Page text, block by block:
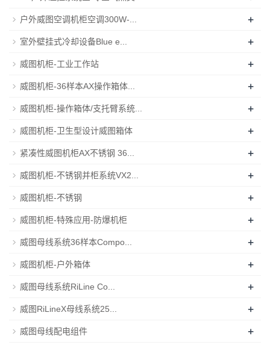
户外威图空调机柜空调300W-... +
室外壁挂式冷却设备Blue e... +
威图机柜-工业工作站 +
威图机柜-36样本AX操作箱体... +
威图机柜-操作箱体/支托臂系统... +
威图机柜-卫生型设计威图箱体 +
紧凑性威图机柜AX不锈钢 36... +
威图机柜-不锈钢并柜系统VX2... +
威图机柜-不锈钢 +
威图机柜-特殊应用-防爆机柜 +
威图母线系统36样本Compo... +
威图机柜-户外箱体 +
威图母线系统RiLine Co... +
威图RiLineX母线系统25... +
威图母线配电组件 +